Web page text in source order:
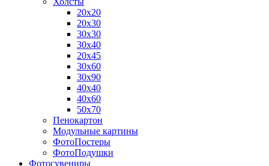
20х20
20х30
30х30
30х40
20х45
30х60
30х90
40х40
40х60
50х70
Пенокартон
Модульные картины
ФотоПостеры
ФотоПодушки
Фотоcувениры